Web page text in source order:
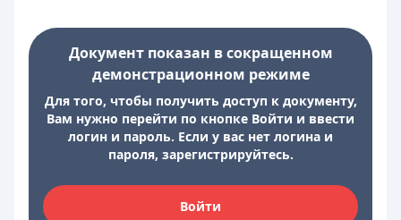
Документ показан в сокращенном
демонстрационном режиме
Для того, чтобы получить доступ к документу,
Вам нужно перейти по кнопке Войти и ввести
логин и пароль. Если у вас нет логина и
пароля, зарегистрируйтесь.
Войти